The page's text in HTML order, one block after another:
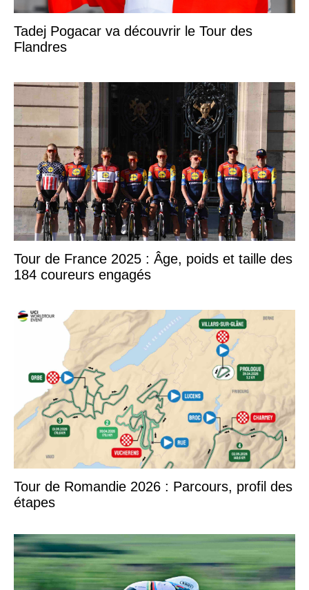
Tadej Pogacar va découvrir le Tour des
Flandres
Tour de France 2025 : Âge, poids et taille des
184 coureurs engagés
Tour de Romandie 2026 : Parcours, profil des
étapes